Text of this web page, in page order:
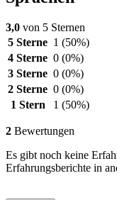
3,0 von 5 Sternen
5 Sterne 1 (50%)
4 Sterne 0 (0%)
3 Sterne 0 (0%)
2 Sterne 0 (0%)
1 Stern
1 (50%)
2 Bewertungen
Es gibt noch keine
Erfahrungsberichte in